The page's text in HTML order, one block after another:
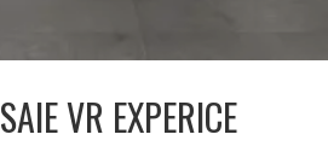
VR EXPERICE